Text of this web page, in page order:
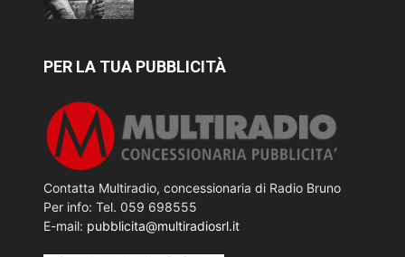
PER LA TUA PUBBLICITÀ
Contatta Multiradio, concessionaria di Radio Bruno
Per info: Tel. 059 698555
E-mail: pubblicita@multiradiosrl.it